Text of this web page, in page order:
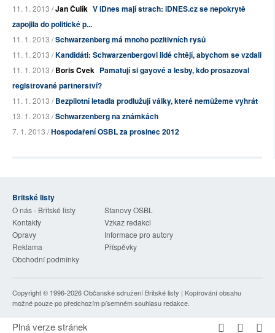
11. 1. 2013 /Jan Čulík V iDnes mají strach: iDNES.cz se nepokrytě
zapojila do politické p...
11. 1. 2013 /Schwarzenberg má mnoho pozitivních rysů
11. 1. 2013 /Kandidáti: Schwarzenbergovi lidé chtějí, abychom se vzdali
11. 1. 2013 /Boris Cvek Pamatují si gayové a lesby, kdo prosazoval
registrované partnerství?
11. 1. 2013 /Bezpilotní letadla prodlužují války, které nemůžeme vyhrát
13. 1. 2013 /Schwarzenberg na známkách
7. 1. 2013 /Hospodaření OSBL za prosinec 2012
Britské listy
O nás - Britské listy
Stanovy OSBL
Kontakty
Vzkaz redakci
Opravy
Informace pro autory
Reklama
Příspěvky
Obchodní podmínky
Copyright © 1996-2026Občanské sdružení Britské listy | Kopírování obsahu
možné pouze po předchozím písemném souhlasu redakce.
Plná verze stránek